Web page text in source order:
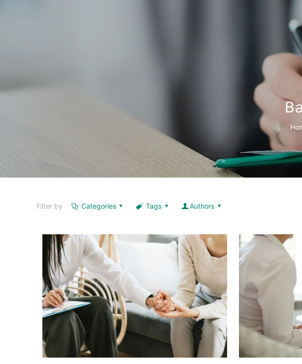
Filter by Categories Tags Authors